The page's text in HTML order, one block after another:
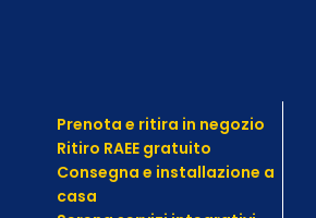
Prenota e ritira in negozio
Ritiro RAEE gratuito
Consegna e installazione a
casa